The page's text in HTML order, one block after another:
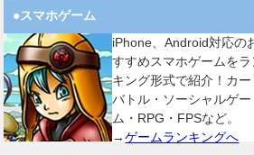
●スマホゲーム
iPhone、Android対応の
すすめスマホゲームをラ
キング形式で紹介！カー
バトル・ソーシャルゲー
ム・RPG・FPSなど。
→ゲームランキングへ